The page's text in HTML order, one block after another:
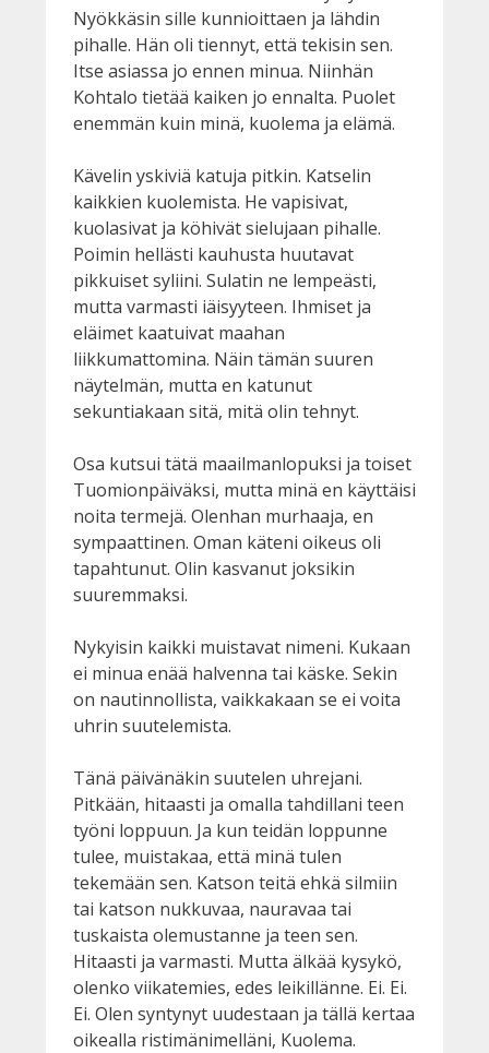
Nyökkäsin sille kunnioittaen ja lähdin
pihalle. Hän oli tiennyt, että tekisin sen.
Itse asiassa jo ennen minua. Niinhän
Kohtalo tietää kaiken jo ennalta. Puolet
enemmän kuin minä, kuolema ja elämä.
Kävelin yskiviä katuja pitkin. Katselin
kaikkien kuolemista. He vapisivat,
kuolasivat ja köhivät sielujaan pihalle.
Poimin hellästi kauhusta huutavat
pikkuiset syliini. Sulatin ne lempeästi,
mutta varmasti iäisyyteen. Ihmiset ja
eläimet kaatuivat maahan
liikkumattomina. Näin tämän suuren
näytelmän, mutta en katunut
sekuntiakaan sitä, mitä olin tehnyt.
Osa kutsui tätä maailmanlopuksi ja toiset
Tuomionpäiväksi, mutta minä en käyttäisi
noita termejä. Olenhan murhaaja, en
sympaattinen. Oman käteni oikeus oli
tapahtunut. Olin kasvanut joksikin
suuremmaksi.
Nykyisin kaikki muistavat nimeni. Kukaan
ei minua enää halvenna tai käske. Sekin
on nautinnollista, vaikkakaan se ei voita
uhrin suutelemista.
Tänä päivänäkin suutelen uhrejani.
Pitkään, hitaasti ja omalla tahdillani teen
työni loppuun. Ja kun teidän loppunne
tulee, muistakaa, että minä tulen
tekemään sen. Katson teitä ehkä silmiin
tai katson nukkuvaa, nauravaa tai
tuskaista olemustanne ja teen sen.
Hitaasti ja varmasti. Mutta älkää kysykö,
olenko viikatemies, edes leikillänne. Ei. Ei.
Ei. Olen syntynyt uudestaan ja tällä kertaa
oikealla ristimänimelläni, Kuolema.